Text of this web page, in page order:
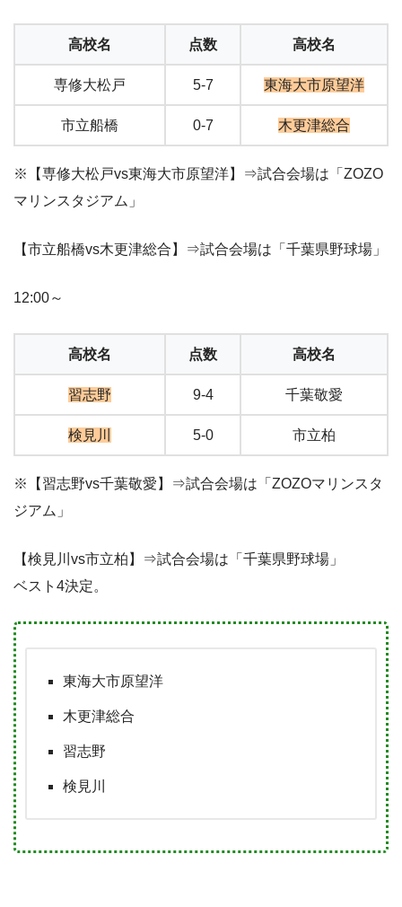
高校名 点数 高校名
専修大松戸 5-7 東海大市原望洋
市立船橋 0-7 木更津総合
※【専修大松戸vs東海大市原望洋】⇒試合会場は「ZOZO
マリンスタジアム」
【市立船橋vs木更津総合】⇒試合会場は「千葉県野球場」
12:00～
高校名 点数 高校名
習志野 9-4 千葉敬愛
検見川 5-0 市立柏
※【習志野vs千葉敬愛】⇒試合会場は「ZOZOマリンスタ
ジアム」
【検見川vs市立柏】⇒試合会場は「千葉県野球場」
ベスト4決定。
東海大市原望洋
木更津総合
習志野
検見川